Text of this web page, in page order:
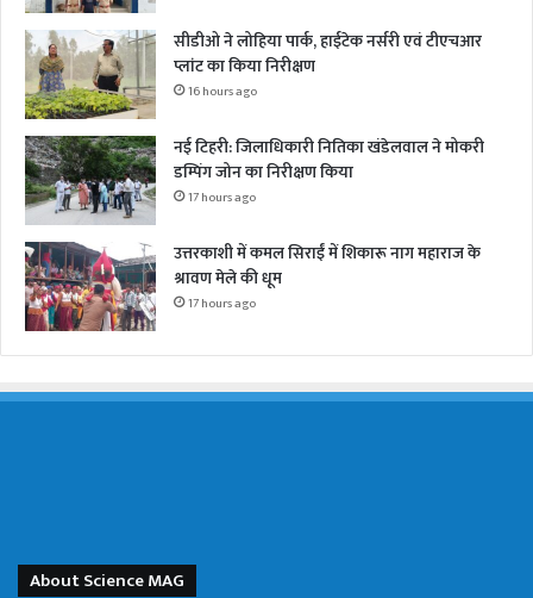
सीडीओ ने लोहिया पार्क, हाईटेक नर्सरी एवं टीएचआर
प्लांट का किया निरीक्षण
16 hours ago
नई टिहरी: जिलाधिकारी नितिका खंडेलवाल ने मोकरी
डम्पिंग जोन का निरीक्षण किया
17 hours ago
उत्तरकाशी में कमल सिराईं में शिकारू नाग महाराज के
श्रावण मेले की धूम
17 hours ago
About Science MAG